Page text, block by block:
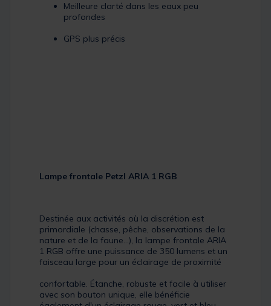
Meilleure clarté dans les eaux peu
profondes
GPS plus précis
Lampe frontale Petzl ARIA 1 RGB
Destinée aux activités où la discrétion est
primordiale (chasse, pêche, observations de la
nature et de la faune...), la lampe frontale ARIA
1 RGB offre une puissance de 350 lumens et un
faisceau large pour un éclairage de proximité
confortable. Étanche, robuste et facile à utiliser
avec son bouton unique, elle bénéficie